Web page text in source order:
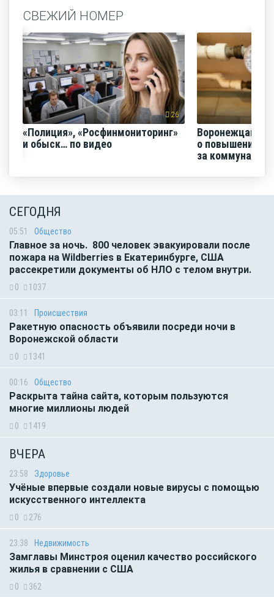
СВЕЖИЙ НОМЕР
26
«Полиция», «Росфинмониторинг»
и обыск… по видео
Воронежцам
о повышении
за
СЕГОДНЯ
05:51 Общество
Главное за ночь. 800 человек эвакуировали после
пожара на Wildberries в Екатеринбурге, США
рассекретили документы об НЛО с телом внутри.
0 1037
03:11 Происшествия
Ракетную опасность объявили посреди ночи в
Воронежской области
0 1341
00:16 Общество
Раскрыта тайна сайта, которым пользуются
многие миллионы людей
0 1419
ВЧЕРА
23:58 Здоровье
Учёные впервые создали новые вирусы с помощью
искусственного интеллекта
0 276
23:38 Недвижимость
Замглавы Минстроя оценил качество российского
жилья в сравнении с США
0 362